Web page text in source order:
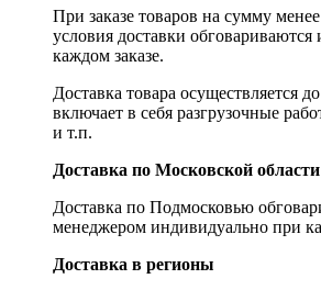
При заказе товаров на сумму
условия доставки
каждом заказе.
Доставка товара осуществляется
включает в себя разгрузочные
и т.п.
Доставка по Московской области
Доставка по Подмосковью
менеджером индивидуально при
Доставка в регионы